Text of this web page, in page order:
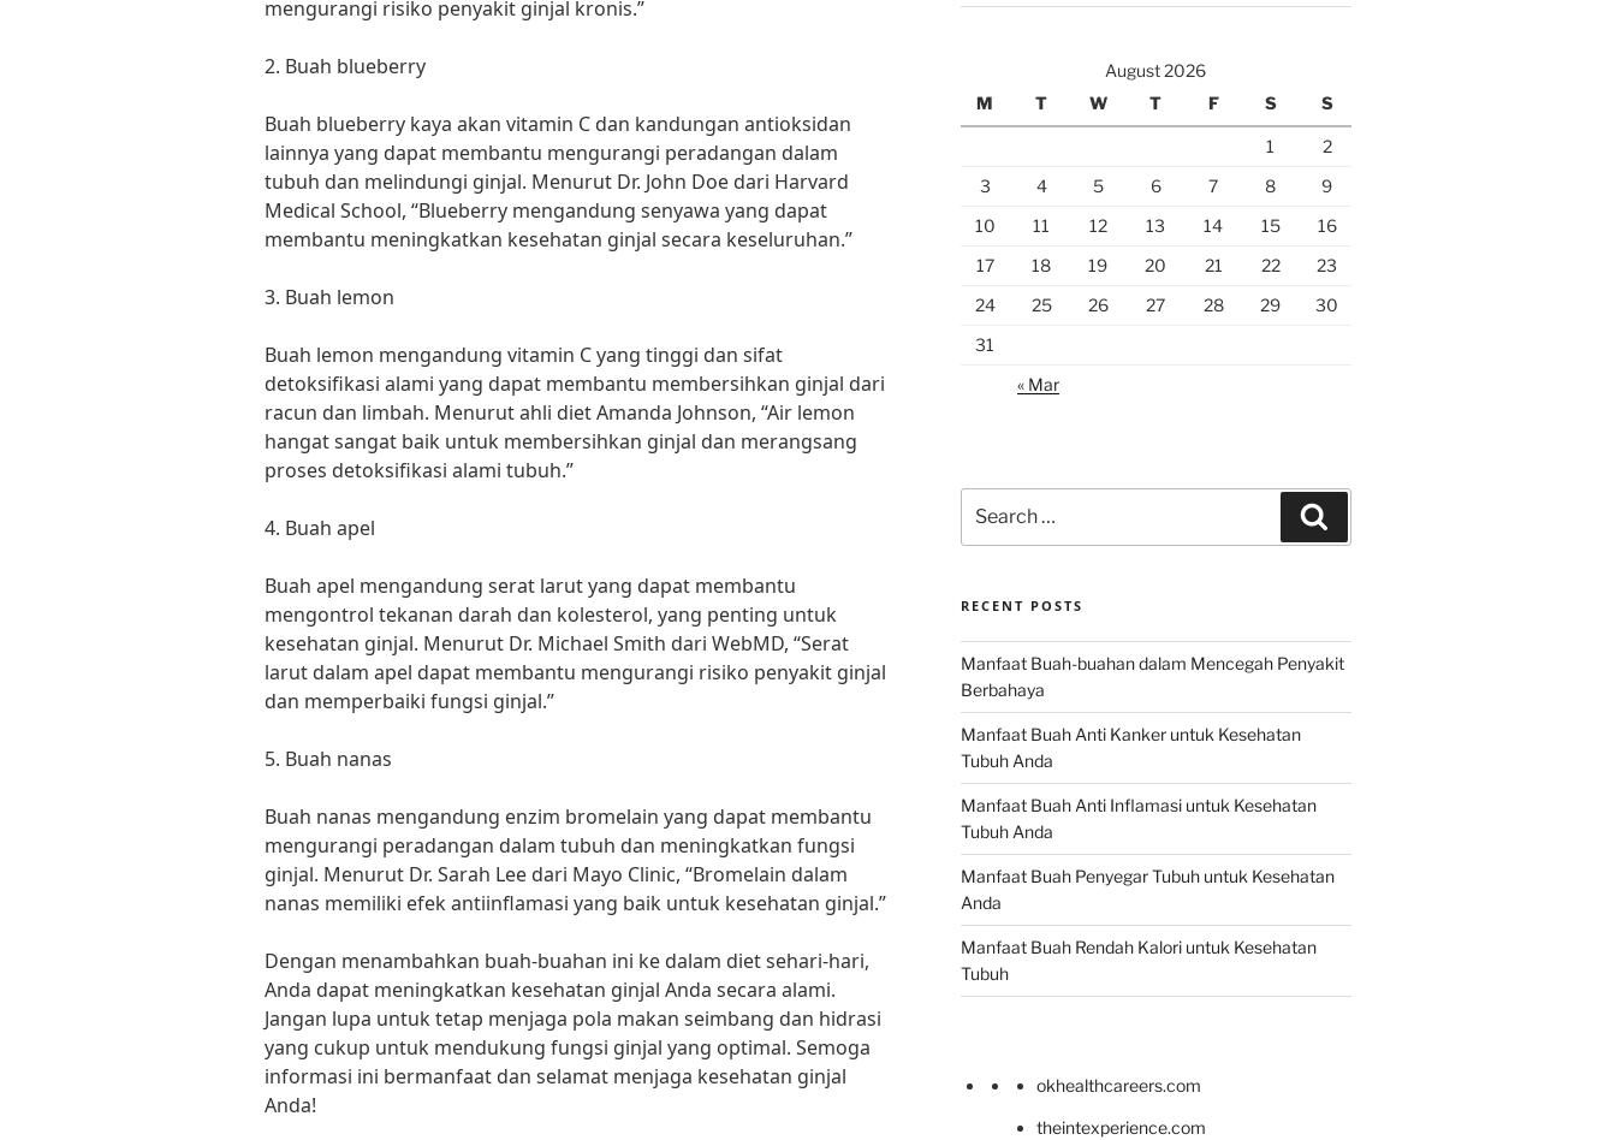
mengurangi risiko penyakit ginjal kronis.”
2. Buah blueberry
Buah blueberry kaya akan vitamin C dan kandungan antioksidan
lainnya yang dapat membantu mengurangi peradangan dalam
tubuh dan melindungi ginjal. Menurut Dr. John Doe dari Harvard
Medical School, “Blueberry mengandung senyawa yang dapat
membantu meningkatkan kesehatan ginjal secara keseluruhan.”
3. Buah lemon
Buah lemon mengandung vitamin C yang tinggi dan sifat
detoksifikasi alami yang dapat membantu membersihkan ginjal dari
racun dan limbah. Menurut ahli diet Amanda Johnson, “Air lemon
hangat sangat baik untuk membersihkan ginjal dan merangsang
proses detoksifikasi alami tubuh.”
4. Buah apel
Buah apel mengandung serat larut yang dapat membantu
mengontrol tekanan darah dan kolesterol, yang penting untuk
kesehatan ginjal. Menurut Dr. Michael Smith dari WebMD, “Serat
larut dalam apel dapat membantu mengurangi risiko penyakit ginjal
dan memperbaiki fungsi ginjal.”
5. Buah nanas
Buah nanas mengandung enzim bromelain yang dapat membantu
mengurangi peradangan dalam tubuh dan meningkatkan fungsi
ginjal. Menurut Dr. Sarah Lee dari Mayo Clinic, “Bromelain dalam
nanas memiliki efek antiinflamasi yang baik untuk kesehatan ginjal.”
Dengan menambahkan buah-buahan ini ke dalam diet sehari-hari,
Anda dapat meningkatkan kesehatan ginjal Anda secara alami.
Jangan lupa untuk tetap menjaga pola makan seimbang dan hidrasi
yang cukup untuk mendukung fungsi ginjal yang optimal. Semoga
informasi ini bermanfaat dan selamat menjaga kesehatan ginjal
Anda!
August 2026
M
T W T F S S
1
2
3
4 5 6 7 8
9
10
11 12 13 14 15
16
17
18 19 20 21 22
23
24
25 26 27 28 29
30
31
« Mar
for:
RECENT POSTS
Manfaat Buah-buahan dalam Mencegah Penyakit
Berbahaya
Manfaat Buah Anti Kanker untuk Kesehatan
Tubuh Anda
Manfaat Buah Anti Inflamasi untuk Kesehatan
Tubuh Anda
Manfaat Buah Penyegar Tubuh untuk Kesehatan
Anda
Manfaat Buah Rendah Kalori untuk Kesehatan
Tubuh
okhealthcareers.com
theintexperience.com